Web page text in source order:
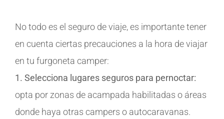
No todo es el seguro de viaje, es importante tener
en cuenta ciertas precauciones a la hora de viajar
en tu furgoneta camper:
1. Selecciona lugares seguros para pernoctar:
opta por zonas de acampada habilitadas o áreas
donde haya otras campers o autocaravanas.